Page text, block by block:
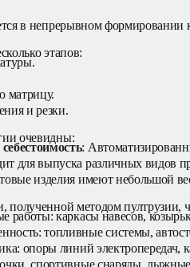
в непрерывном
этапов:
матрицу.
и резки.
очевидны:
:
для выпуска различных видов
изделия имеют небольшой
полученной методом пултрузии,
работы: каркасы навесов,
топливные системы,
опоры линий электропередач,
спортивные снаряды,